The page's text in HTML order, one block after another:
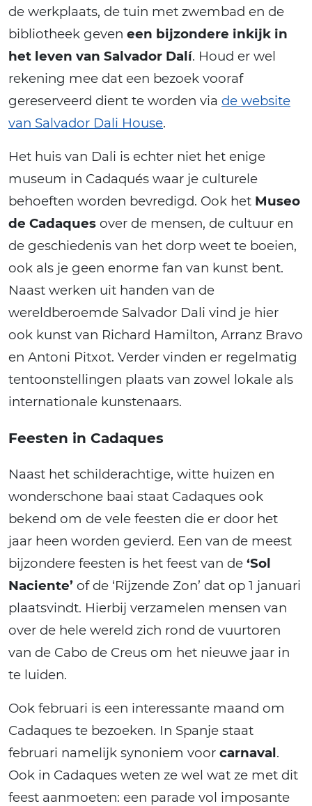
de werkplaats, de tuin met zwembad en de
bibliotheek geven een bijzondere inkijk in
het leven van Salvador Dalí. Houd er wel
rekening mee dat een bezoek vooraf
gereserveerd dient te worden via de website
van Salvador Dali House.
Het huis van Dali is echter niet het enige
museum in Cadaqués waar je culturele
behoeften worden bevredigd. Ook het Museo
de Cadaques over de mensen, de cultuur en
de geschiedenis van het dorp weet te boeien,
ook als je geen enorme fan van kunst bent.
Naast werken uit handen van de
wereldberoemde Salvador Dali vind je hier
ook kunst van Richard Hamilton, Arranz Bravo
en Antoni Pitxot. Verder vinden er regelmatig
tentoonstellingen plaats van zowel lokale als
internationale kunstenaars.
Feesten in Cadaques
Naast het schilderachtige, witte huizen en
wonderschone baai staat Cadaques ook
bekend om de vele feesten die er door het
jaar heen worden gevierd. Een van de meest
bijzondere feesten is het feest van de ‘Sol
Naciente’ of de ‘Rijzende Zon’ dat op 1 januari
plaatsvindt. Hierbij verzamelen mensen van
over de hele wereld zich rond de vuurtoren
van de Cabo de Creus om het nieuwe jaar in
te luiden.
Ook februari is een interessante maand om
Cadaques te bezoeken. In Spanje staat
februari namelijk synoniem voor carnaval.
Ook in Cadaques weten ze wel wat ze met dit
feest aanmoeten: een parade vol imposante